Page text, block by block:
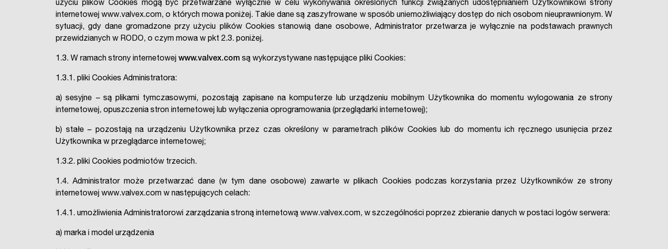
użyciu plików Cookies mogą być przetwarzane wyłącznie w celu wykonywania określonych funkcji związanych udostępnianiem Użytkownikowi strony
internetowej www.valvex.com, o których mowa poniżej. Takie dane są zaszyfrowane w sposób uniemożliwiający dostęp do nich osobom nieuprawnionym. W
sytuacji, gdy dane gromadzone przy użyciu plików Cookies stanowią dane osobowe, Administrator przetwarza je wyłącznie na podstawach prawnych
przewidzianych w RODO, o czym mowa w pkt 2.3. poniżej.
1.3. W ramach strony internetowej www.valvex.com są wykorzystywane następujące pliki Cookies:
1.3.1. pliki Cookies Administratora:
a) sesyjne – są plikami tymczasowymi, pozostają zapisane na komputerze lub urządzeniu mobilnym Użytkownika do momentu wylogowania ze strony
internetowej, opuszczenia stron internetowej lub wyłączenia oprogramowania (przeglądarki internetowej);
b) stałe – pozostają na urządzeniu Użytkownika przez czas określony w parametrach plików Cookies lub do momentu ich ręcznego usunięcia przez
Użytkownika w przeglądarce internetowej;
1.3.2. pliki Cookies podmiotów trzecich.
1.4. Administrator może przetwarzać dane (w tym dane osobowe) zawarte w plikach Cookies podczas korzystania przez Użytkowników ze strony
internetowej www.valvex.com w następujących celach:
1.4.1. umożliwienia Administratorowi zarządzania stroną internetową www.valvex.com, w szczególności poprzez zbieranie danych w postaci logów serwera:
a) marka i model urządzenia